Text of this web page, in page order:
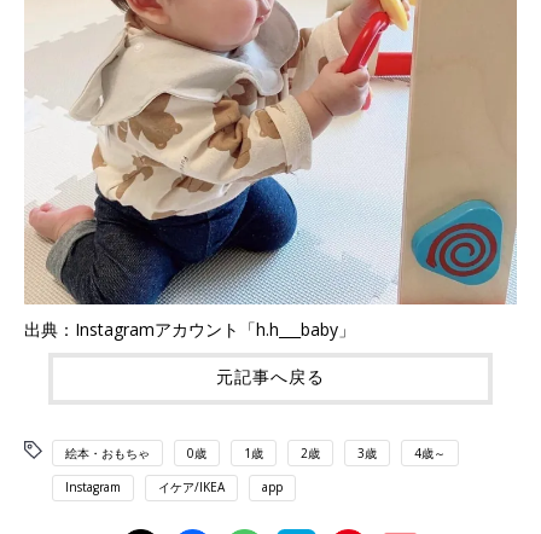
出典：Instagramアカウント「h.h___baby」
元記事へ戻る
絵本・おもちゃ 0歳 1歳 2歳 3歳 4歳～
Instagram イケア/IKEA app